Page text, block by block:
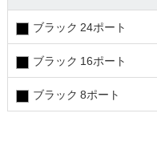
ブラック 24ポート
ブラック 16ポート
ブラック 8ポート